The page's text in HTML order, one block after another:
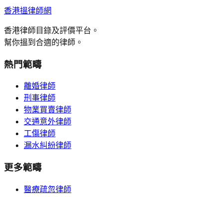
香港搵律師網
香港律師目錄及評價平台。
幫你搵到合適的律師。
熱門範疇
離婚律師
刑事律師
物業買賣律師
交通意外律師
工傷律師
漏水糾紛律師
更多範疇
醫療疏忽律師